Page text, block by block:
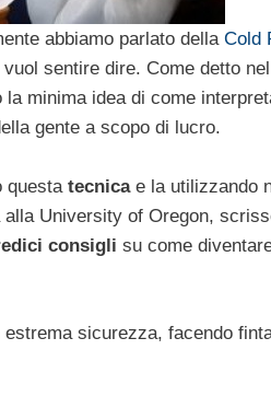
abbiamo parlato dellaCold
sentire dire. Come detto
la minima idea di come
gente a scopo di lucro.
questa tecnica e la utilizzando
University of Oregon,
consigli su come
sicurezza, facendo